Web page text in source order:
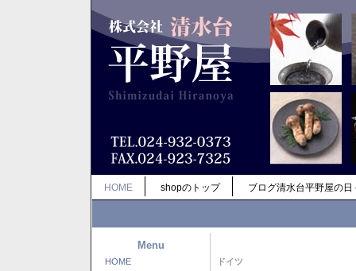
HOME shopのトップ ブログ清水台平野屋の日
Menu
HOME ドイツ